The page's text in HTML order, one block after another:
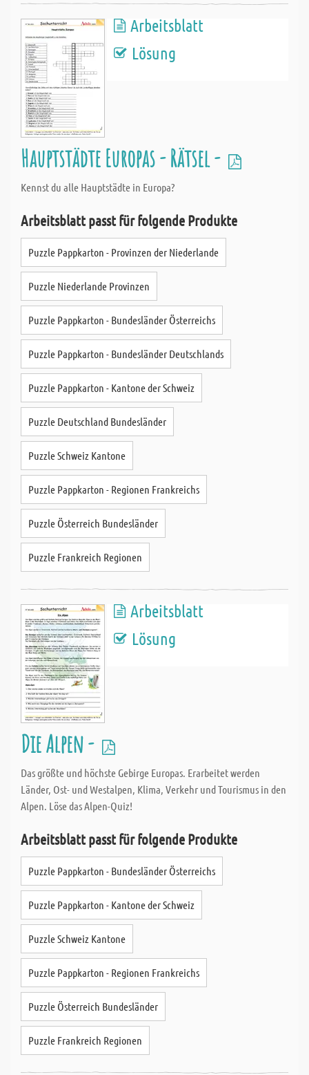
Arbeitsblatt
Lösung
Hauptstädte Europas - Rätsel -
Kennst du alle Hauptstädte in Europa?
Arbeitsblatt passt für folgende Produkte
Puzzle Pappkarton - Provinzen der Niederlande
Puzzle Niederlande Provinzen
Puzzle Pappkarton - Bundesländer Österreichs
Puzzle Pappkarton - Bundesländer Deutschlands
Puzzle Pappkarton - Kantone der Schweiz
Puzzle Deutschland Bundesländer
Puzzle Schweiz Kantone
Puzzle Pappkarton - Regionen Frankreichs
Puzzle Österreich Bundesländer
Puzzle Frankreich Regionen
Arbeitsblatt
Lösung
Die Alpen -
Das größte und höchste Gebirge Europas. Erarbeitet werden
Länder, Ost- und Westalpen, Klima, Verkehr und Tourismus in den
Alpen. Löse das Alpen-Quiz!
Arbeitsblatt passt für folgende Produkte
Puzzle Pappkarton - Bundesländer Österreichs
Puzzle Pappkarton - Kantone der Schweiz
Puzzle Schweiz Kantone
Puzzle Pappkarton - Regionen Frankreichs
Puzzle Österreich Bundesländer
Puzzle Frankreich Regionen